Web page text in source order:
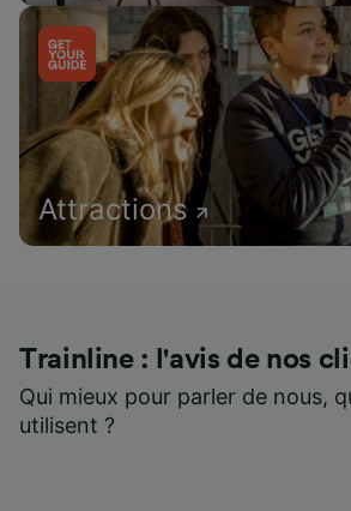
Attractions
Trainline : l'avis de nos
Qui mieux pour parler de nous,
utilisent ?